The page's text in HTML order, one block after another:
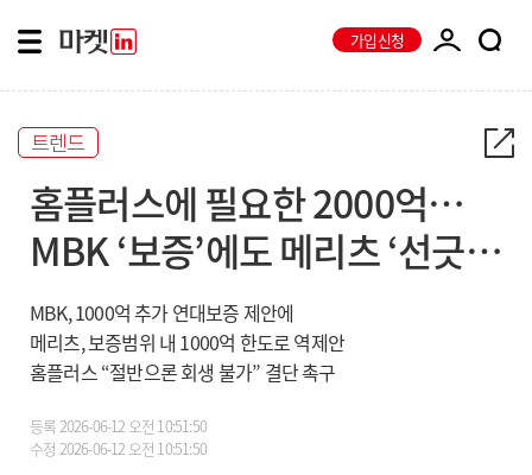
가입신청
트렌드
홈플러스에 필요한 2000억…
MBK ‘보증’에도 메리츠 ‘선긋
기’
MBK, 1000억 추가 연대보증 제안에
메리츠, 보증범위 내 1000억 한도로 역제안
홈플러스 “절반으론 회생 불가” 결단 촉구
등록2026-06-12 오전 10:51:50
수정 2026-06-12 오전 10:51:50